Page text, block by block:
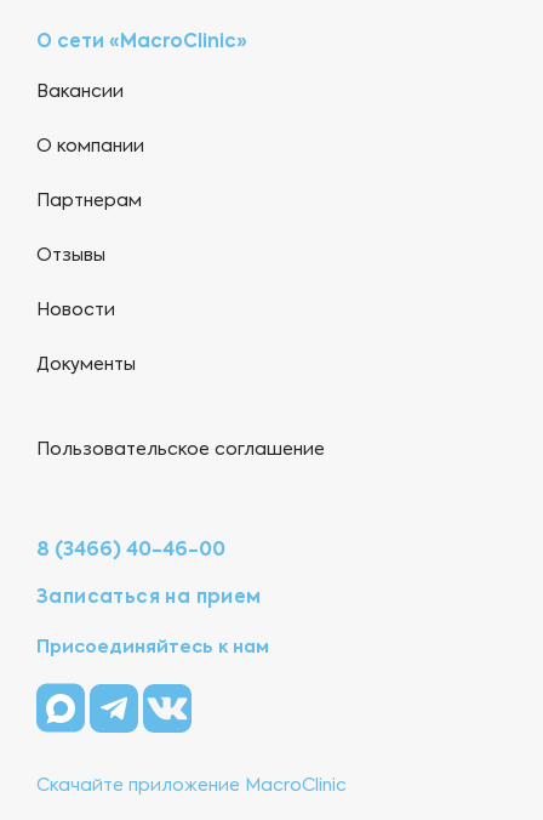
О сети «MacroClinic»
Вакансии
О компании
Партнерам
Отзывы
Новости
Документы
Пользовательское соглашение
8 (3466) 40-46-00
Записаться на прием
Присоединяйтесь к нам
Скачайте приложение MacroClinic